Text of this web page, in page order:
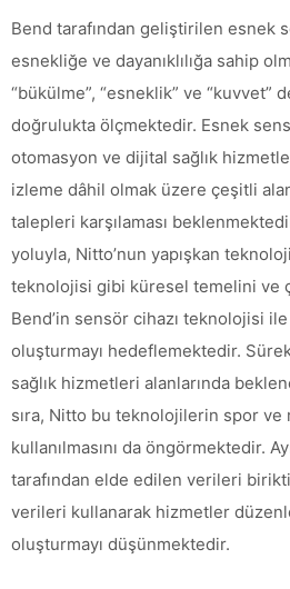
Bend tarafından geliştirilen esnek
esnekliğe ve dayanıklılığa sahip
“bükülme”, “esneklik” ve “kuvvet”
doğrulukta ölçmektedir. Esnek
otomasyon ve dijital sağlık
izleme dâhil olmak üzere çeşitli
talepleri karşılaması
yoluyla, Nitto’nun yapışkan
teknolojisi gibi küresel temelini ve
Bend’in sensör cihazı teknolojisi
oluşturmayı hedeflemektedir.
sağlık hizmetleri alanlarında
sıra, Nitto bu teknolojilerin spor
kullanılmasını da öngörmektedir.
tarafından elde edilen verileri
verileri kullanarak hizmetler
oluşturmayı düşünmektedir.